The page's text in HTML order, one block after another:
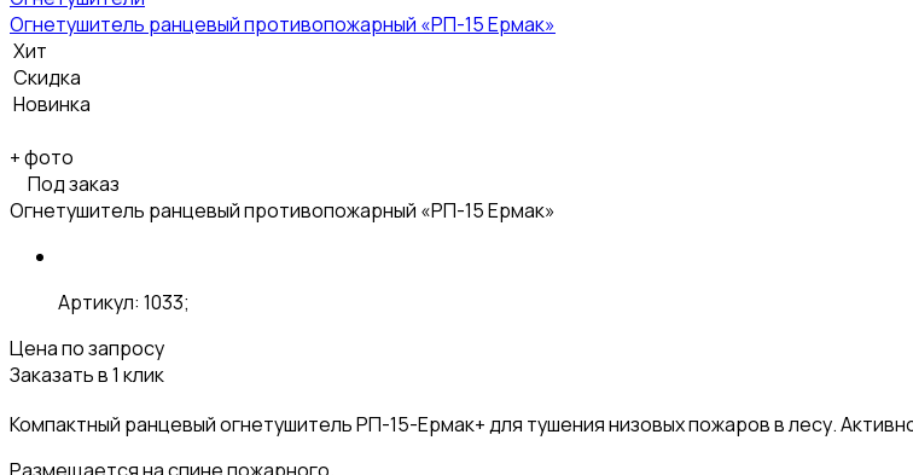
Огнетушитель ранцевый противопожарный «РП-15 Ермак»
Хит
Скидка
Новинка
+фото
Под заказ
Огнетушитель ранцевый противопожарный «РП-15 Ермак»
Артикул: 1033;
Цена по запросу
Заказать в 1 клик
Компактный ранцевый огнетушитель РП-15-Ермак+ для тушения низовых пожаров в лесу.